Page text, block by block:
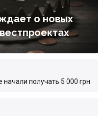
о новых
получать 5 000 грн